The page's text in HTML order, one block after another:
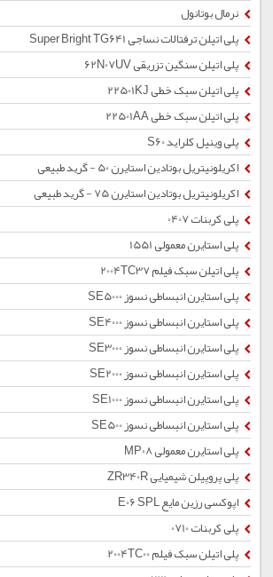
نرمال بوتانول
پلی اتیلن ترفتالات نساجی Super Bright TG641
پلی اتیلن سنگین تزریقی 62N07UV
پلی اتیلن سبک خطی 22501KJ
پلی اتیلن سبک خطی 22501AA
پلی وینیل کلراید S60
اکریلونیتریل بوتادین استایرن 50 - گرید طبیعی
اکریلونیتریل بوتادین استایرن 75 - گرید طبیعی
پلی کربنات 0407
پلی استایرن معمولی 1551
پلی اتیلن سبک فیلم 2004TC37
پلی استایرن انبساطی نسوز SE5000
پلی استایرن انبساطی نسوز SE4000
پلی استایرن انبساطی نسوز SE3000
پلی استایرن انبساطی نسوز SE2000
پلی استایرن انبساطی نسوز SE1000
پلی استایرن انبساطی نسوز SE500
پلی استایرن معمولی MP08
پلی پروپیلن شیمیایی ZR340R
اپوکسی رزین مایع E06 SPL
پلی کربنات 0710
پلی اتیلن سبک فیلم 2004TC00